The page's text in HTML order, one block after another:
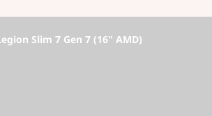
Slim 7 Gen 7 (16" AMD)